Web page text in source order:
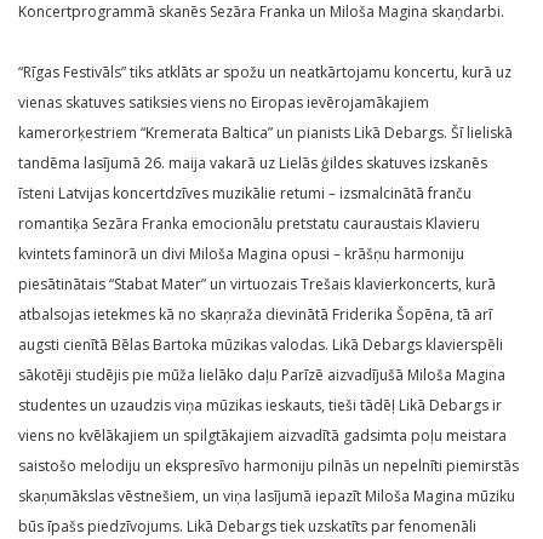
Koncertprogrammā skanēs Sezāra Franka un Miloša Magina skaņdarbi.
“Rīgas Festivāls” tiks atklāts ar spožu un neatkārtojamu koncertu, kurā uz
vienas skatuves satiksies viens no Eiropas ievērojamākajiem
kamerorķestriem “Kremerata Baltica” un pianists Likā Debargs. Šī lieliskā
tandēma lasījumā 26. maija vakarā uz Lielās ģildes skatuves izskanēs
īsteni Latvijas koncertdzīves muzikālie retumi – izsmalcinātā franču
romantiķa Sezāra Franka emocionālu pretstatu cauraustais Klavieru
kvintets faminorā un divi Miloša Magina opusi – krāšņu harmoniju
piesātinātais “Stabat Mater” un virtuozais Trešais klavierkoncerts, kurā
atbalsojas ietekmes kā no skaņraža dievinātā Friderika Šopēna, tā arī
augsti cienītā Bēlas Bartoka mūzikas valodas. Likā Debargs klavierspēli
sākotēji studējis pie mūža lielāko daļu Parīzē aizvadījušā Miloša Magina
studentes un uzaudzis viņa mūzikas ieskauts, tieši tādēļ Likā Debargs ir
viens no kvēlākajiem un spilgtākajiem aizvadītā gadsimta poļu meistara
saistošo melodiju un ekspresīvo harmoniju pilnās un nepelnīti piemirstās
skaņumākslas vēstnešiem, un viņa lasījumā iepazīt Miloša Magina mūziku
būs īpašs piedzīvojums. Likā Debargs tiek uzskatīts par fenomenāli